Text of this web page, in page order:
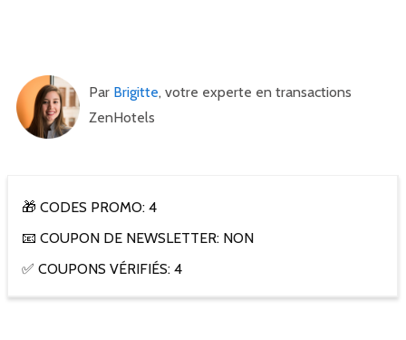
Par Brigitte, votre experte en transactions
ZenHotels
🎁 CODES PROMO: 4
📧 COUPON DE NEWSLETTER: NON
✅ COUPONS VÉRIFIÉS: 4